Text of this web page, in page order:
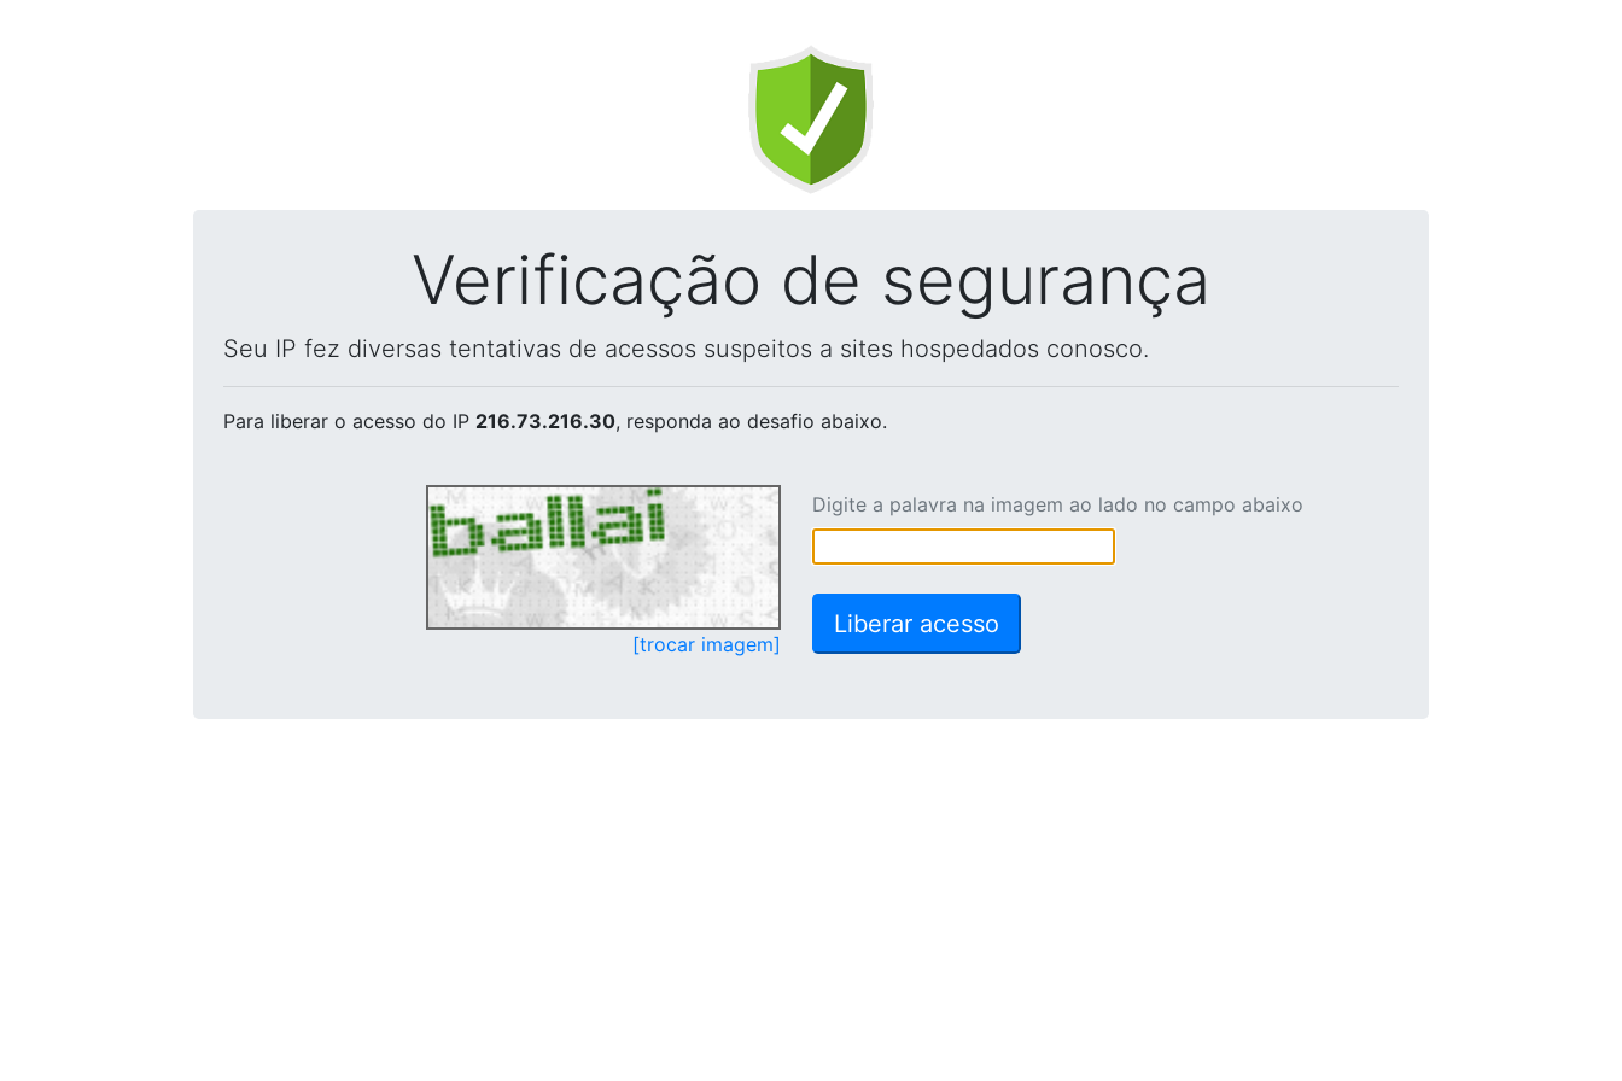
Verificação de segurança
Seu IP fez diversas tentativas de acessos suspeitos a sites hospedados conosco.
Para liberar o acesso do IP 216.73.216.30, responda ao desafio abaixo.
[trocar imagem]
Digite a palavra na imagem ao lado no campo abaixo